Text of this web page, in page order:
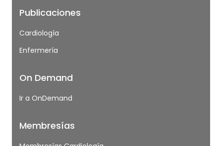
Publicaciones
Cardiología
Enfermería
On Demand
Ir a OnDemand
Membresías